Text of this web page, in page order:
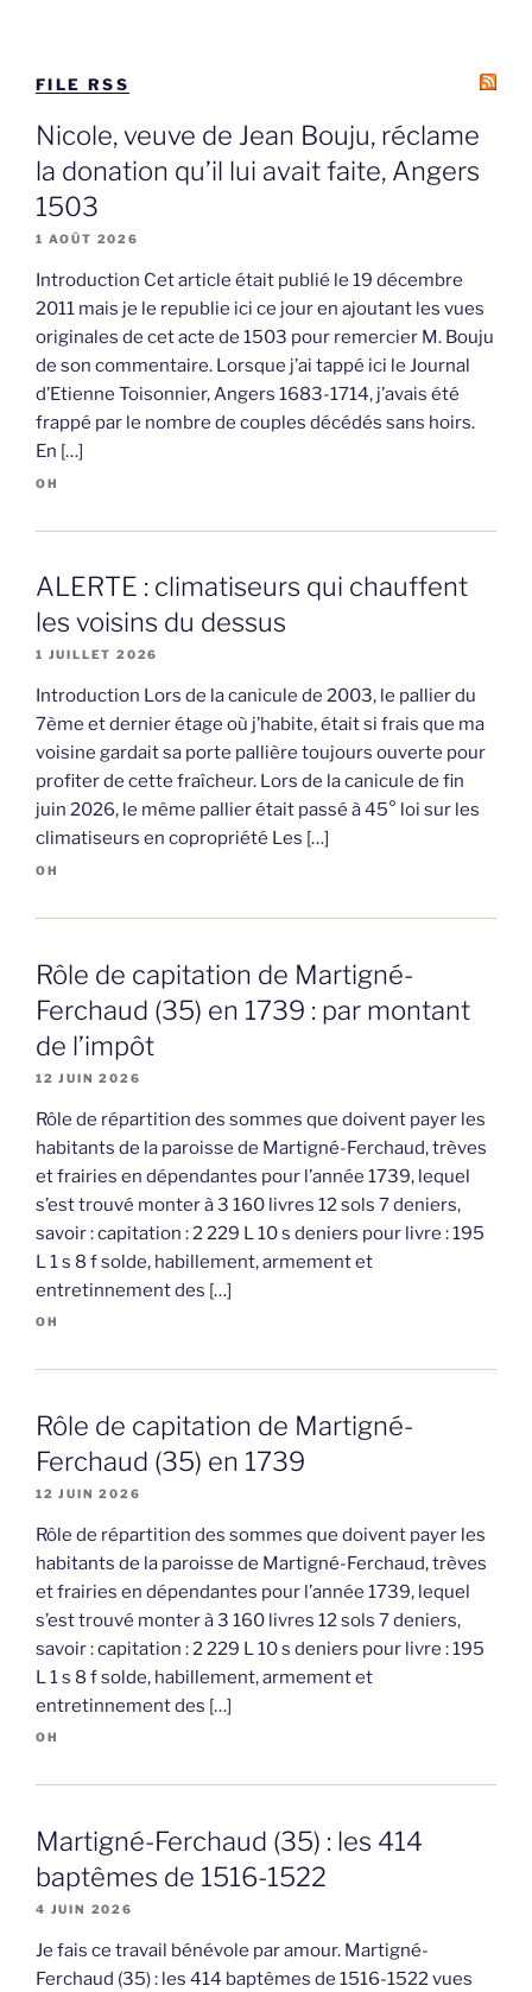
FILE RSS
Nicole, veuve de Jean Bouju, réclame
la donation qu’il lui avait faite, Angers
1503
1 AOÛT 2026
Introduction Cet article était publié le 19 décembre
2011 mais je le republie ici ce jour en ajoutant les vues
originales de cet acte de 1503 pour remercier M. Bouju
de son commentaire. Lorsque j’ai tappé ici le Journal
d’Etienne Toisonnier, Angers 1683-1714, j’avais été
frappé par le nombre de couples décédés sans hoirs.
En […]
OH
ALERTE : climatiseurs qui chauffent
les voisins du dessus
1 JUILLET 2026
Introduction Lors de la canicule de 2003, le pallier du
7ème et dernier étage où j’habite, était si frais que ma
voisine gardait sa porte pallière toujours ouverte pour
profiter de cette fraîcheur. Lors de la canicule de fin
juin 2026, le même pallier était passé à 45° loi sur les
climatiseurs en copropriété Les […]
OH
Rôle de capitation de Martigné-
Ferchaud (35) en 1739 : par montant
de l’impôt
12 JUIN 2026
Rôle de répartition des sommes que doivent payer les
habitants de la paroisse de Martigné-Ferchaud, trèves
et frairies en dépendantes pour l’année 1739, lequel
s’est trouvé monter à 3 160 livres 12 sols 7 deniers,
savoir : capitation : 2 229 L 10 s deniers pour livre : 195
L 1 s 8 f solde, habillement, armement et
entretinnement des […]
OH
Rôle de capitation de Martigné-
Ferchaud (35) en 1739
12 JUIN 2026
Rôle de répartition des sommes que doivent payer les
habitants de la paroisse de Martigné-Ferchaud, trèves
et frairies en dépendantes pour l’année 1739, lequel
s’est trouvé monter à 3 160 livres 12 sols 7 deniers,
savoir : capitation : 2 229 L 10 s deniers pour livre : 195
L 1 s 8 f solde, habillement, armement et
entretinnement des […]
OH
Martigné-Ferchaud (35) : les 414
baptêmes de 1516-1522
4 JUIN 2026
Je fais ce travail bénévole par amour. Martigné-
Ferchaud (35) : les 414 baptêmes de 1516-1522 vues